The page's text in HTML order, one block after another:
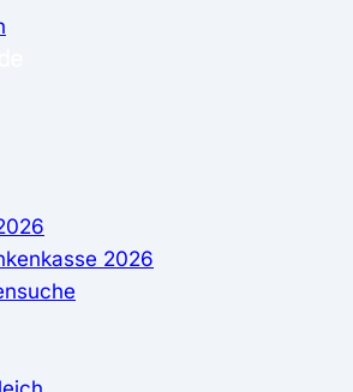
2026